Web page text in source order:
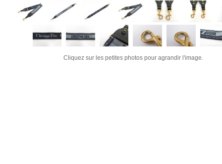
Cliquez sur les petites photos pour agrandir l'image.